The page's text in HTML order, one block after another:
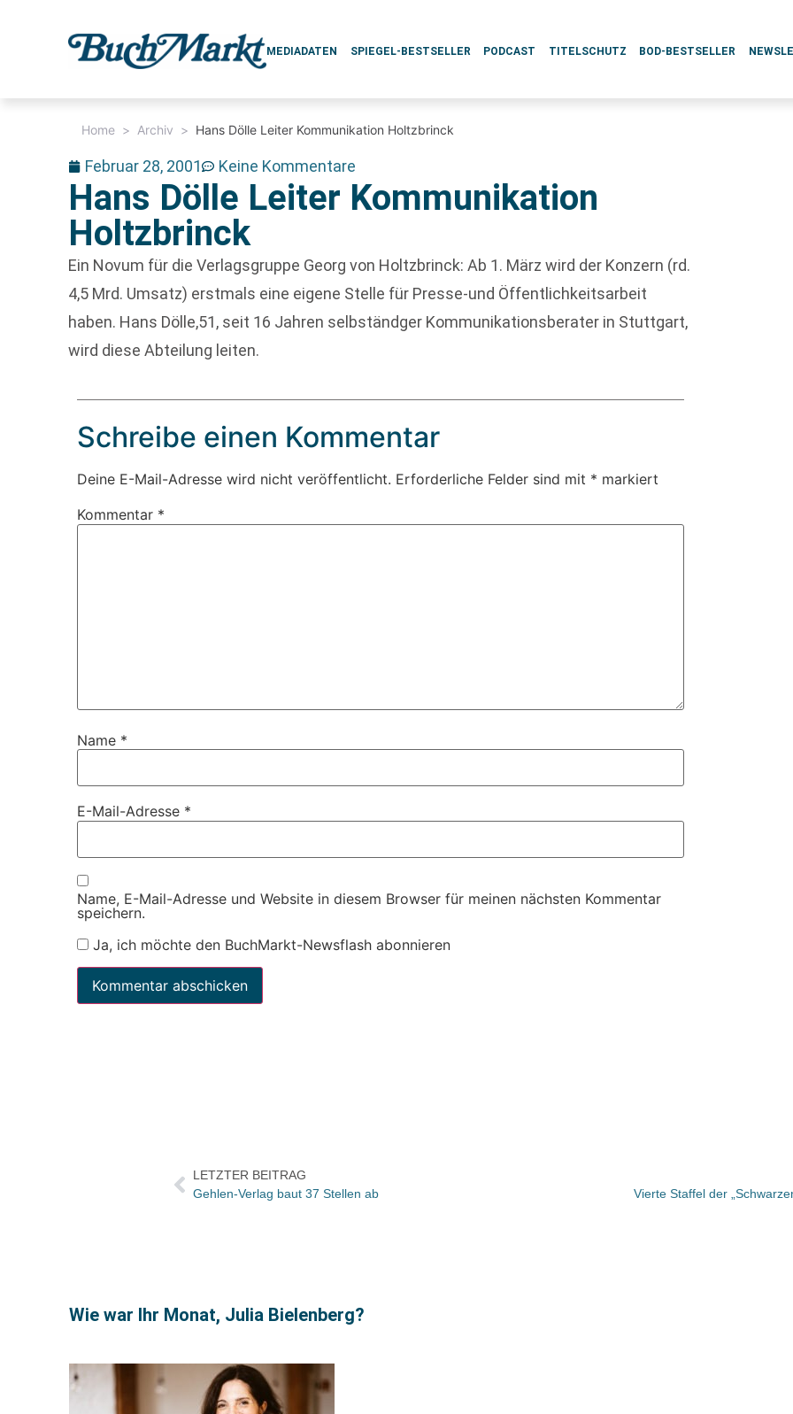
MEDIADATEN SPIEGEL-BESTSELLER PODCAST TITELSCHUTZ BOD-BESTSELLER
Home > Archiv > Hans Dölle Leiter Kommunikation Holtzbrinck
Februar 28, 2001 Keine Kommentare
Hans Dölle Leiter Kommunikation
Holtzbrinck
Ein Novum für die Verlagsgruppe Georg von Holtzbrinck: Ab 1. März wird der Konzern (rd.
4,5 Mrd. Umsatz) erstmals eine eigene Stelle für Presse-und Öffentlichkeitsarbeit
haben. Hans Dölle,51, seit 16 Jahren selbständger Kommunikationsberater in Stuttgart,
wird diese Abteilung leiten.
Schreibe einen Kommentar
Deine E-Mail-Adresse wird nicht veröffentlicht. Erforderliche Felder sind mit * markiert
Kommentar *
Name *
E-Mail-Adresse *
Name, E-Mail-Adresse und Website in diesem Browser für meinen nächsten Kommentar
speichern.
Ja, ich möchte den BuchMarkt-Newsflash abonnieren
LETZTER BEITRAG
Gehlen-Verlag baut 37 Stellen ab
Vierte Staffel der
Wie war Ihr Monat, Julia Bielenberg?